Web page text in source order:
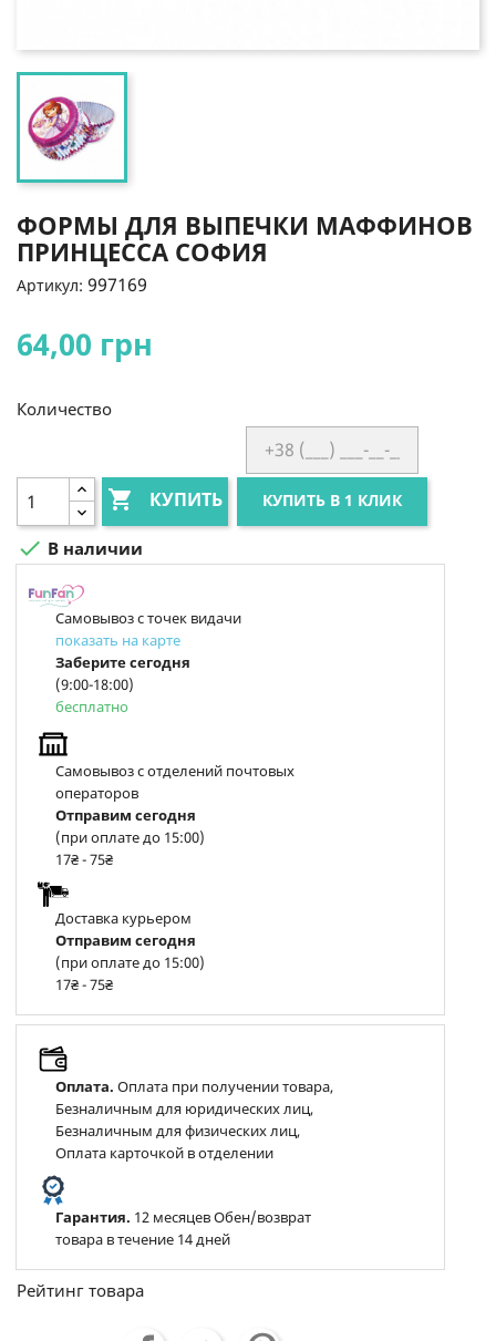
ФОРМЫ ДЛЯ ВЫПЕЧКИ МАФФИНОВ
ПРИНЦЕССА СОФИЯ
Артикул: 997169
64,00 грн
Количество
 КУПИТЬ КУПИТЬ В 1 КЛИК
 В наличии
Самовывоз с точек видачи
показать на карте
Заберите сегодня
(9:00-18:00)
бесплатно
Самовывоз с отделений почтовых
операторов
Отправим сегодня
(при оплате до 15:00)
17₴ - 75₴
Доставка курьером
Отправим сегодня
(при оплате до 15:00)
17₴ - 75₴
Оплата. Оплата при получении товара,
Безналичным для юридических лиц,
Безналичным для физических лиц,
Оплата карточкой в отделении
Гарантия. 12 месяцев Обен/возврат
товара в течение 14 дней
Рейтинг товара